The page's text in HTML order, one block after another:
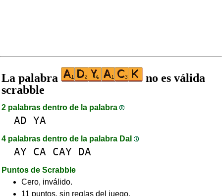
La palabra
no es válida
scrabble
2 palabras dentro de la palabra
AD YA
4 palabras dentro de la palabra DaI
AY CA CAY DA
Puntos de Scrabble
Cero, inválido.
11 puntos, sin reglas del juego.